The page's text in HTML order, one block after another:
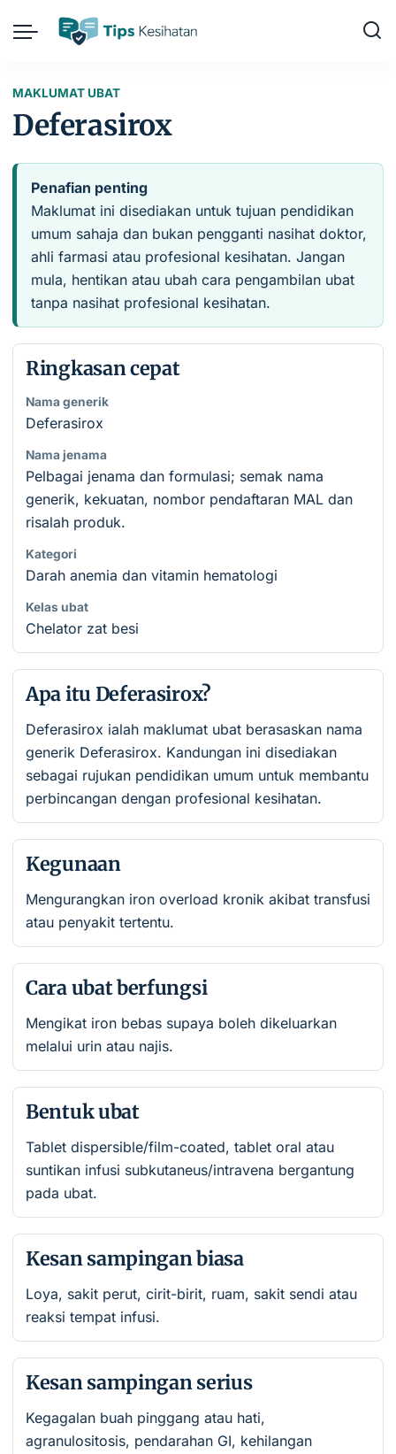
MAKLUMAT UBAT
Deferasirox
Penafian penting
Maklumat ini disediakan untuk tujuan pendidikan
umum sahaja dan bukan pengganti nasihat doktor,
ahli farmasi atau profesional kesihatan. Jangan
mula, hentikan atau ubah cara pengambilan ubat
tanpa nasihat profesional kesihatan.
Ringkasan cepat
Nama generik
Deferasirox
Nama jenama
Pelbagai jenama dan formulasi; semak nama
generik, kekuatan, nombor pendaftaran MAL dan
risalah produk.
Kategori
Darah anemia dan vitamin hematologi
Kelas ubat
Chelator zat besi
Apa itu Deferasirox?
Deferasirox ialah maklumat ubat berasaskan nama
generik Deferasirox. Kandungan ini disediakan
sebagai rujukan pendidikan umum untuk membantu
perbincangan dengan profesional kesihatan.
Kegunaan
Mengurangkan iron overload kronik akibat transfusi
atau penyakit tertentu.
Cara ubat berfungsi
Mengikat iron bebas supaya boleh dikeluarkan
melalui urin atau najis.
Bentuk ubat
Tablet dispersible/film-coated, tablet oral atau
suntikan infusi subkutaneus/intravena bergantung
pada ubat.
Kesan sampingan biasa
Loya, sakit perut, cirit-birit, ruam, sakit sendi atau
reaksi tempat infusi.
Kesan sampingan serius
Kegagalan buah pinggang atau hati,
agranulositosis, pendarahan GI, kehilangan